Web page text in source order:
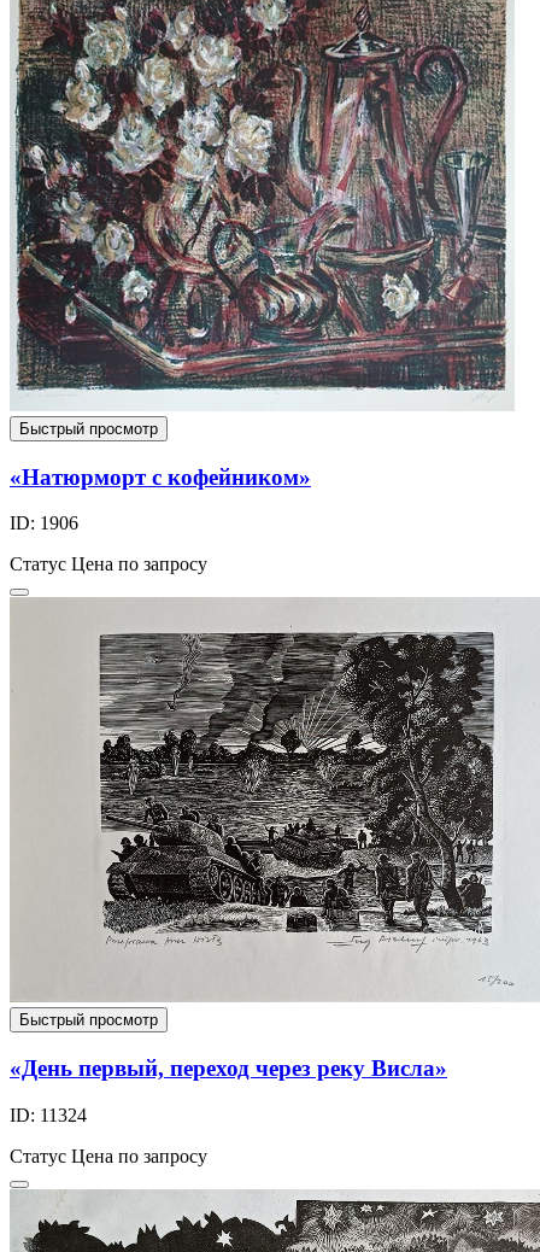
Быстрый просмотр
«Натюрморт с кофейником»
ID: 1906
Статус Цена по запросу
Быстрый просмотр
«День первый, переход через реку Висла»
ID: 11324
Статус Цена по запросу